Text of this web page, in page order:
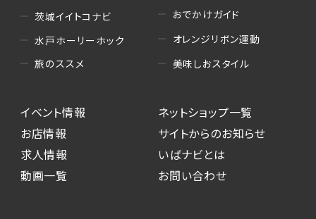
茨城イイトコナビ
水戸ホーリーホック
旅のススメ
おでかけガイド
オレンジリボン運動
美味しおスタイル
イベント情報
お店情報
求人情報
動画一覧
ネットショップ一覧
サイトからのお知らせ
いばナビとは
お問い合わせ